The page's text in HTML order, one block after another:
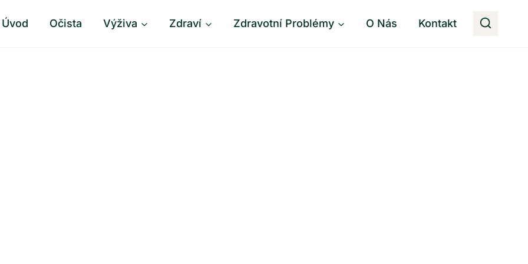
Úvod Očista Výživa Zdraví Zdravotní Problémy O Nás Kontakt